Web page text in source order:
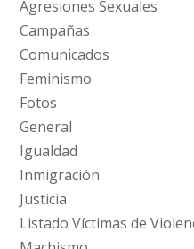
Agresiones Sexuales
Campañas
Comunicados
Feminismo
Fotos
General
Igualdad
Inmigración
Justicia
Listado Víctimas de